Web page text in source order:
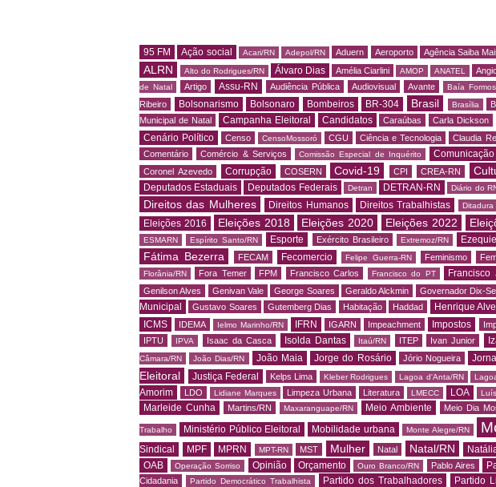
95 FM Ação social Acari/RN Adepol/RN Aduern Aeroporto Agência Saiba
ALRN
Alto do Rodrigues/RN Álvaro Dias Amélia Ciarlini AMOP ANATEL
de Natal
Artigo Assu-RN Audiência Pública Audiovisual Avante Baía
Ribeiro
Bolsonarismo Bolsonaro Bombeiros BR-304 Brasil Brasília
Municipal de Natal
Campanha Eleitoral Candidatos Caraúbas Carla Dickson
Cenário Político Censo CensoMossoró CGU Ciência e Tecnologia Claudia
Comentário Comércio & Serviços Comissão Especial de Inquérito Comunicação
Coronel Azevedo Corrupção COSERN Covid-19 CPI CREA-RN
Deputados Estaduais Deputados Federais Detran DETRAN-RN Diário do
Direitos das Mulheres Direitos Humanos Direitos Trabalhistas Ditadura
Eleições 2016 Eleições 2018 Eleições 2020 Eleições 2022
ESMARN Espírito Santo/RN Esporte Exército Brasileiro Extremoz/RN
Fátima Bezerra FECAM Fecomercio Felipe Guerra-RN Feminismo
Florânia/RN Fora Temer FPM Francisco Carlos Francisco do PT Francisco
Genilson Alves Genivan Vale George Soares Geraldo Alckmin Governador Dix-
Municipal
Gustavo Soares Gutemberg Dias Habitação Haddad Henrique
ICMS IDEMA Ielmo Marinho/RN IFRN IGARN Impeachment Impostos
IPTU IPVA Isaac da Casca Isolda Dantas Itaú/RN ITEP Ivan Junior
Câmara/RN
João Dias/RN João Maia Jorge do Rosário Jório Nogueira
Eleitoral
Justiça Federal Kelps Lima Kleber Rodrigues Lagoa d'Anta/RN
Amorim
LDO Lidiane Marques Limpeza Urbana Literatura LMECC LOA
Marleide Cunha Martins/RN Maxaranguape/RN Meio Ambiente Meio Dia
Trabalho Ministério Público Eleitoral Mobilidade urbana Monte Alegre/RN
Sindical
MPF MPRN MPT-RN MST Mulher Natal Natal/RN
OAB Operação Sorriso Opinião Orçamento Ouro Branco/RN Pablo Aires
Cidadania
Partido Democrático Trabalhista Partido dos Trabalhadores Partido